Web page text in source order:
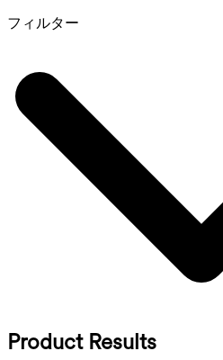
フィルター
Product Results